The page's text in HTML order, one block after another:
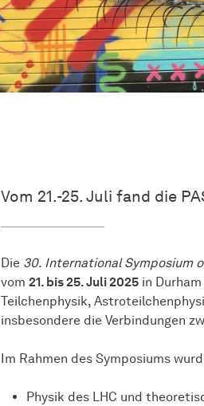
Vom 21.-25. Juli fand die
Die 30. International Symposium
vom 21. bis 25. Juli 2025 in
Teilchenphysik,
insbesondere die Verbindungen
Im Rahmen des Symposiums
Physik des LHC und